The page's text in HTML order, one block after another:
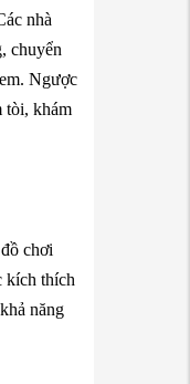
nhà
chuyển
Ngược
tòi, khám
chơi
kích thích
năng